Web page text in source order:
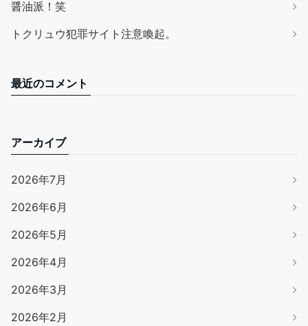
醤油派！笑
トクリュウ犯罪サイト注意喚起。
最近のコメント
アーカイブ
2026年7月
2026年6月
2026年5月
2026年4月
2026年3月
2026年2月